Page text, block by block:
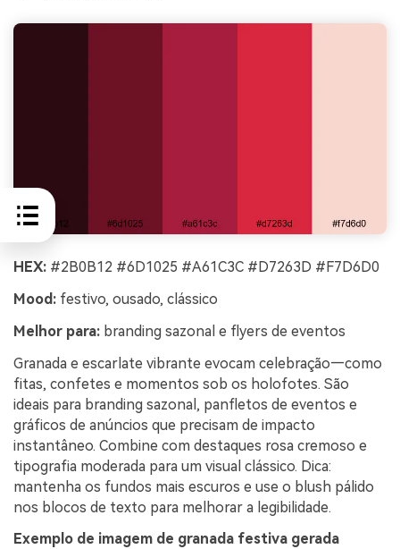
HEX: #2B0B12 #6D1025 #A61C3C #D7263D #F7D6D0
Mood: festivo, ousado, clássico
Melhor para: branding sazonal e flyers de eventos
Granada e escarlate vibrante evocam celebração—como
fitas, confetes e momentos sob os holofotes. São
ideais para branding sazonal, panfletos de eventos e
gráficos de anúncios que precisam de impacto
instantâneo. Combine com destaques rosa cremoso e
tipografia moderada para um visual clássico. Dica:
mantenha os fundos mais escuros e use o blush pálido
nos blocos de texto para melhorar a legibilidade.
Exemplo de imagem de granada festiva gerada